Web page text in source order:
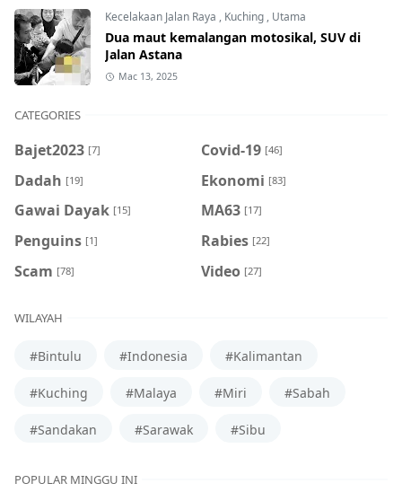
Kecelakaan Jalan Raya , Kuching , Utama
Dua maut kemalangan motosikal, SUV di
Jalan Astana
Mac 13, 2025
CATEGORIES
Bajet2023 [7] Covid-19 [46]
Dadah [19] Ekonomi [83]
Gawai Dayak [15] MA63 [17]
Penguins [1] Rabies [22]
Scam [78] Video [27]
WILAYAH
#Bintulu #Indonesia #Kalimantan
#Kuching #Malaya #Miri #Sabah
#Sandakan #Sarawak #Sibu
POPULAR MINGGU INI